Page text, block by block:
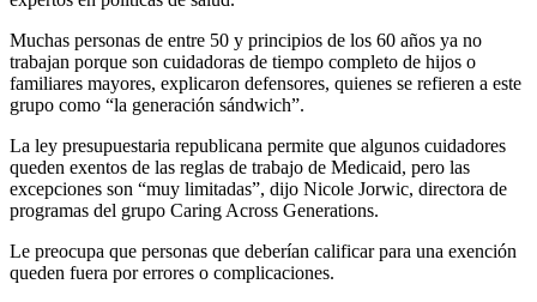
Muchas personas de entre 50 y principios de los 60 años ya no
trabajan porque son cuidadoras de tiempo completo de hijos o
familiares mayores, explicaron defensores, quienes se refieren a este
grupo como “la generación sándwich”.
La ley presupuestaria republicana permite que algunos cuidadores
queden exentos de las reglas de trabajo de Medicaid, pero las
excepciones son “muy limitadas”, dijo Nicole Jorwic, directora de
programas del grupo Caring Across Generations.
Le preocupa que personas que deberían calificar para una exención
queden fuera por errores o complicaciones.